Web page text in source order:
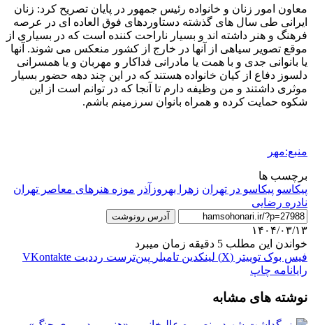
معاون امور زنان و خانواده رئیس جمهور در پایان تصریح کرد: زنان
ایرانی طی سال های گذشته دستاوردهای فوق العاده ای در عرصه
فرهنگ و هنر داشته اند و بسیار ناراحت کننده است که در بسیاری از
موقع تصویر سیاهی از آنها در خارج از کشور منعکس می شوند. آنها
یا بانوانی جدی و با همت یا مادرانی فداکار و مهربان و یا همسرانی
دلسوز دفاع از کیان خانواده هستند که در این چند دهه حضور بسیار
موثری داشتند و من وظیفه دارم تا آنجا که در توانم است از این
شکوه حمایت کرده و همراه بانوان سرزمینم باشم.
منبع:مهر
برچسب ها
پیکاسو پیکاسو در تهران زهرا بهروزآذر موزه هنرهای معاصر تهران
نادره رضایی
آدرس رونوشت
۱۴۰۴/۰۳/۱۳
خواندن این مطلب 5 دقیقه زمان میبرد
فیس بوک توییتر (X) لینکدین ‫تامبلر ‫پین‌ترست ‫رددیت ‫VKontakte
رایانامه چاپ
نوشته های مشابه